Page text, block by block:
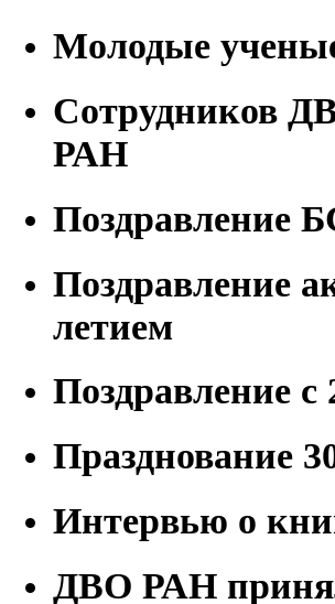
Молодые
Сотрудников
РАН
Поздравление
Поздравление
летием
Поздравление с
Празднование
Интервью о
ДВО РАН